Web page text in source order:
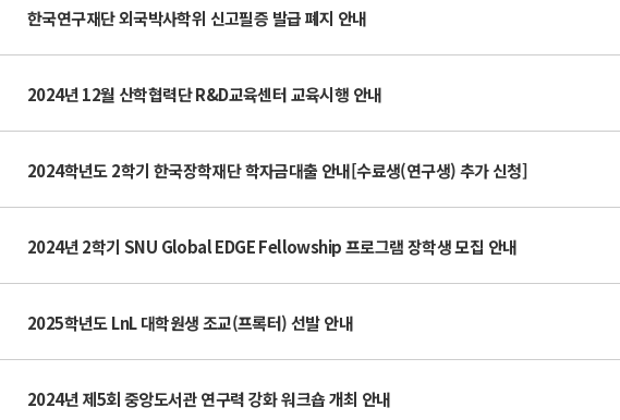
한국연구재단 외국박사학위 신고필증 발급 폐지 안내
2024년 12월 산학협력단 R&D교육센터 교육시행 안내
2024학년도 2학기 한국장학재단 학자금대출 안내[수료생(연구생) 추가 신청]
2024년 2학기 SNU Global EDGE Fellowship 프로그램 장학생 모집 안내
2025학년도 LnL 대학원생 조교(프록터) 선발 안내
2024년 제5회 중앙도서관 연구력 강화 워크숍 개최 안내